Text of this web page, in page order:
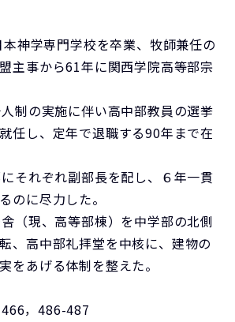
神学専門学校を卒業、牧師兼任の
主事から61年に関西学院高等部宗
制の実施に伴い高中部教員の選挙
任し、定年で退職する90年まで在
それぞれ副部長を配し、６年一貫
のに尽力した。
（現、高等部棟）を中学部の北側
、高中部礼拝堂を中核に、建物の
をあげる体制を整えた。
，486-487